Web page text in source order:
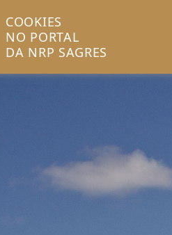
COOKIES
NO PORTAL
DA NRP SAGRES